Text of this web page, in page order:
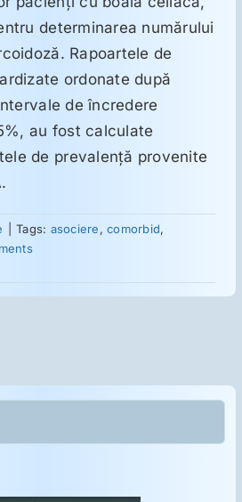
determinarea numărului
Rapoartele de
ordonate după
de încredere
au fost calculate
de prevalenţă provenite
Tags: asociere,comorbid,